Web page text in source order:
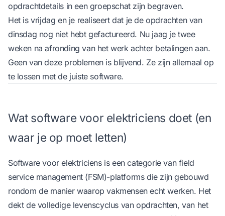
opdrachtdetails in een groepschat zijn begraven.
Het is vrijdag en je realiseert dat je de opdrachten van
dinsdag nog niet hebt gefactureerd. Nu jaag je twee
weken na afronding van het werk achter betalingen aan.
Geen van deze problemen is blijvend. Ze zijn allemaal op
te lossen met de juiste software.
Wat software voor elektriciens doet (en
waar je op moet letten)
Software voor elektriciens is een categorie van field
service management (FSM)-platforms die zijn gebouwd
rondom de manier waarop vakmensen echt werken. Het
dekt de volledige levenscyclus van opdrachten, van het